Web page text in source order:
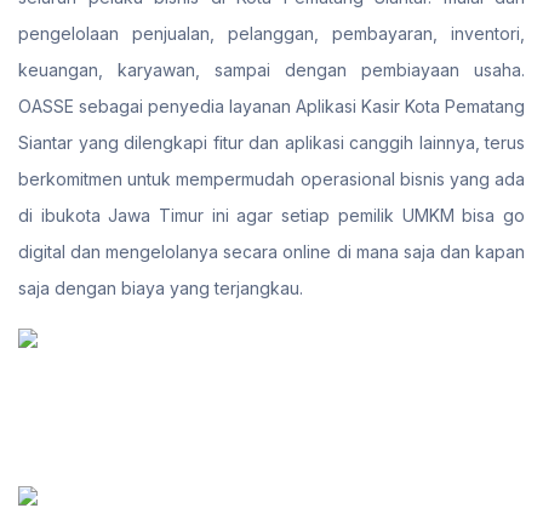
pengelolaan penjualan, pelanggan, pembayaran, inventori,
keuangan, karyawan, sampai dengan pembiayaan usaha.
OASSE sebagai penyedia layanan Aplikasi Kasir Kota Pematang
Siantar yang dilengkapi fitur dan aplikasi canggih lainnya, terus
berkomitmen untuk mempermudah operasional bisnis yang ada
di ibukota Jawa Timur ini agar setiap pemilik UMKM bisa go
digital dan mengelolanya secara online di mana saja dan kapan
saja dengan biaya yang terjangkau.